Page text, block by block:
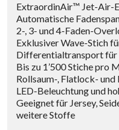
ExtraordinAir™ Jet-Air-
Automatische
2-, 3- und 4-Faden-
Exklusiver Wave-Stich
Differentialtransport
Bis zu 1’500 Stiche pro
Rollsaum-, Flatlock-
LED-Beleuchtung und
Geeignet für Jersey,
weitere Stoffe